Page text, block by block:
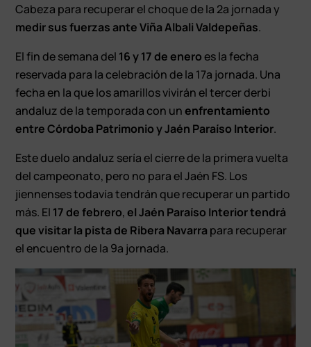
Cabeza para recuperar el choque de la 2ª jornada y
medir sus fuerzas ante Viña Albali Valdepeñas.
El fin de semana del 16 y 17 de eneroes la fecha
reservada para la celebración de la 17ª jornada. Una
fecha en la que los amarillos vivirán el tercer derbi
andaluz de la temporada con unenfrentamiento
entre Córdoba Patrimonio y Jaén Paraíso Interior.
Este duelo andaluz sería el cierre de la primera vuelta
del campeonato, pero no para el Jaén FS. Los
jiennenses todavía tendrán que recuperar un partido
más. El 17 de febrero,el Jaén Paraíso Interior tendrá
que visitar la pista de Ribera Navarra para recuperar
el encuentro de la 9ª jornada.